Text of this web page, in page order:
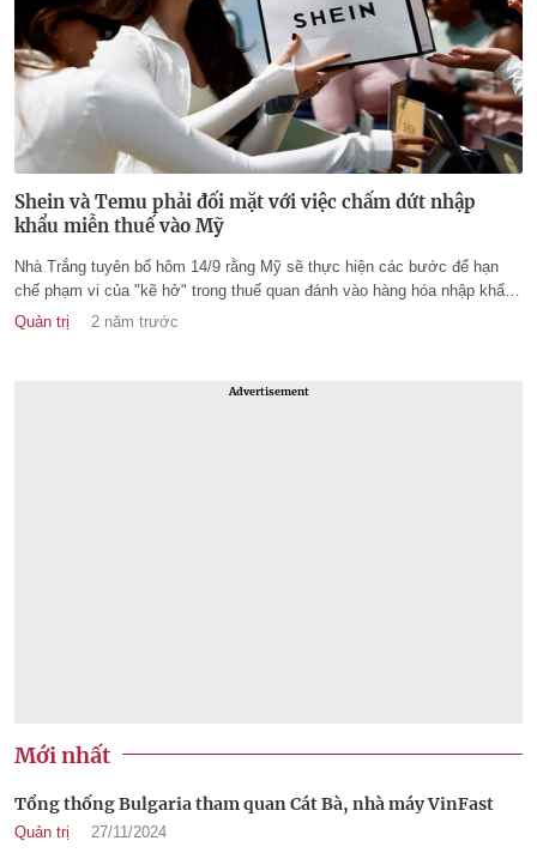
Shein và Temu phải đối mặt với việc chấm dứt nhập
khẩu miễn thuế vào Mỹ
Nhà Trắng tuyên bố hôm 14/9 rằng Mỹ sẽ thực hiện các bước để hạn
chế phạm vi của "kẽ hở" trong thuế quan đánh vào hàng hóa nhập khẩu
vào nước này, động thái nhắm vào các nền tảng thương mại điện tử phổ
Quản trị 2 năm trước
Advertisement
Mới nhất
Tổng thống Bulgaria tham quan Cát Bà, nhà máy VinFast
Quản trị 27/11/2024